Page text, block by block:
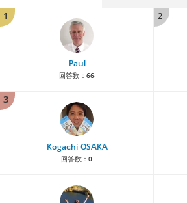
1
Paul
回答数： 66
2
3
Kogachi OSAKA
回答数： 0